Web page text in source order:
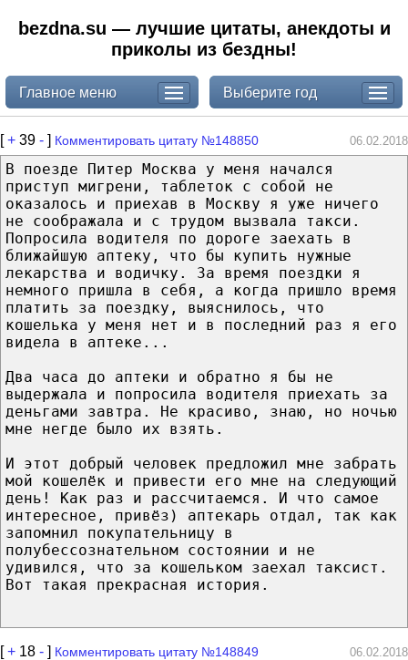
bezdna.su — лучшие цитаты, анекдоты и
приколы из бездны!
Главное меню Выберите год
[+ 39 - ] Комментировать цитату №148850 06.02.2018
В поезде Питер Москва у меня начался
приступ мигрени, таблеток с собой не
оказалось и приехав в Москву я уже ничего
не соображала и с трудом вызвала такси.
Попросила водителя по дороге заехать в
ближайшую аптеку, что бы купить нужные
лекарства и водичку. За время поездки я
немного пришла в себя, а когда пришло время
платить за поездку, выяснилось, что
кошелька у меня нет и в последний раз я его
видела в аптеке...
Два часа до аптеки и обратно я бы не
выдержала и попросила водителя приехать за
деньгами завтра. Не красиво, знаю, но ночью
мне негде было их взять.
И этот добрый человек предложил мне забрать
мой кошелёк и привести его мне на следующий
день! Как раз и рассчитаемся. И что самое
интересное, привёз) аптекарь отдал, так как
запомнил покупательницу в
полубессознательном состоянии и не
удивился, что за кошельком заехал таксист.
Вот такая прекрасная история.
[+ 18 - ] Комментировать цитату №148849 06.02.2018